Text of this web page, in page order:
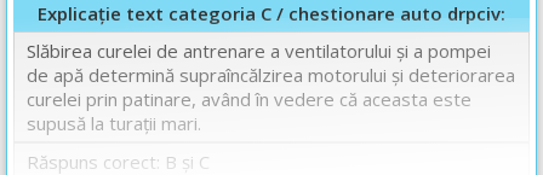
Explicație text categoria C / chestionare auto drpciv:
Slăbirea curelei de antrenare a ventilatorului şi a pompei
de apă determină supraîncălzirea motorului și deteriorarea
curelei prin patinare, având în vedere că aceasta este
supusă la turații mari.
Răspuns corect: B și C